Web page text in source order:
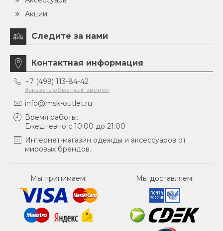
Акции
Следите за нами
Контактная информация
+7 (499) 113-84-42
Заказать обратный звонок
info@msk-outlet.ru
Время работы:
Ежедневно с 10:00 до 21:00
Интернет-магазин одежды и аксессуаров от
мировых брендов.
Мы принимаем: Мы доставляем: